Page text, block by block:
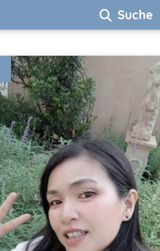
Suche